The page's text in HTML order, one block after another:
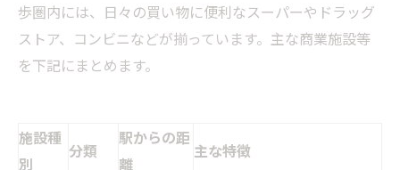
歩圏内には、日々の買い物に便利なスーパーやドラッグ
ストア、コンビニなどが揃っています。主な商業施設等
を下記にまとめます。
施設種
別
分類
駅からの距
離
主な特徴